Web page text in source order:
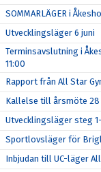
SOMMARLÄGER i
Utvecklingsläger 6 juni
Terminsavslutning i
11:00
Rapport från All Star
Kallelse till årsmöte 28
Utvecklingsläger steg
Sportlovsläger för
Inbjudan till UC-läger